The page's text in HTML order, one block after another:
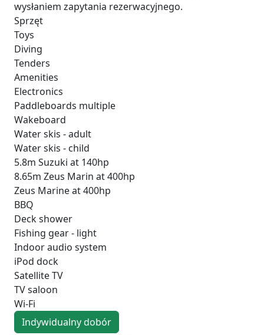
wysłaniem zapytania rezerwacyjnego.
Sprzęt
Toys
Diving
Tenders
Amenities
Electronics
Paddleboards multiple
Wakeboard
Water skis - adult
Water skis - child
5.8m Suzuki at 140hp
8.65m Zeus Marin at 400hp
Zeus Marine at 400hp
BBQ
Deck shower
Fishing gear - light
Indoor audio system
iPod dock
Satellite TV
TV saloon
Wi-Fi
Indywidualny dobór